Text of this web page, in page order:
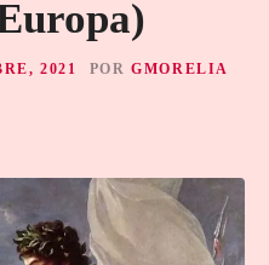
2021 POR GMORELIA